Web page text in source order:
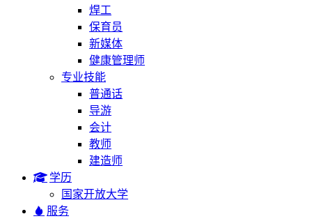
焊工
保育员
新媒体
健康管理师
专业技能
普通话
导游
会计
教师
建造师
学历
国家开放大学
服务